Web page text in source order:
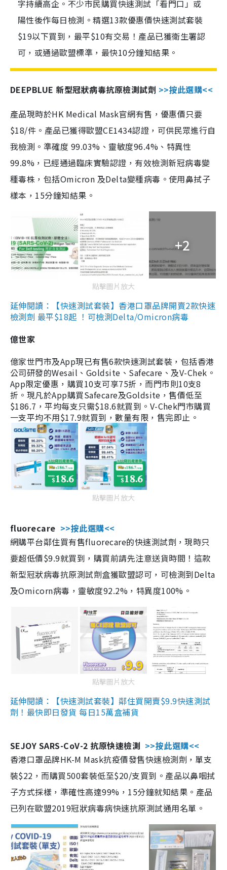
字持續高企。不少市民購買快速測試「看門口」或
陽性後作每日檢測。精選13款優惠價快速測試套裝
$19以下買到，最平$10有交易！產品已獲衛生署認
可，或通過歐盟標準，最快10分鐘知結果。
DEEPBLUE 新型冠狀病毒抗原檢測試劑 >>按此選購<<
產品現時於HK Medical Mask官網有售，優惠價只要
$18/件。產品已獲得歐盟CE1434認證，可供民眾進行自
我檢測。準確度 99.03%、靈敏度96.4%、特異性
99.8%，已經通過臨床實驗認證，有效檢測新冠病毒變
種毒株，包括Omicron 及Delta變種病毒。使用鼻拭子
樣本，15分鐘知結果。
+2
點擊圖片放大
延伸閱讀：【快速測試套裝】香港口罩品牌開賣2款快速
檢測劑 最平$18起 ！可檢測Delta/Omicron病毒
億世家
億家世門市及App現已有售6款快速測試套裝，包括香港
公司研發的Wesail、Goldsite、Safecare、及V-Chek。
App限定優惠，購買10支可享75折，而門市則10支8
折。現凡於App購買Safecare及Goldsite，售價低至
$186.7，平均每支只需$18.6就買到。V-Chek門市購買
一支平均不用$17.9就買到，數量有限，售完即止。
點擊圖片放大
fluorecare >>按此選購<<
網購平台鄰住買有售fluorecare的快速測試劑，現時只
要超低價$9.9就買到，購買前請先注意送貨時間！這款
新型冠狀病毒抗原測試劑盒獲歐盟認可，可檢測到Delta
及Omicorn病毒，靈敏度92.2%，特異度100%。
點擊圖片放大
延伸閱讀：【快速測試套裝】鄰住買開賣$9.9快速測試
劑！最快即日發貨 每日15萬盒補貨
SEJOY SARS-CoV-2 抗原快速檢測 >>按此選購<<
香港口罩品牌HK-M Mask抗疫價發售快速檢測劑，單支
裝$22，而購買500套裝低至$20/支買到。產品以鼻咽拭
子方式採樣，準確性高達99%，15分鐘就知結果。產品
已列在歐盟2019冠狀病毒病快速抗原測試通用名單。